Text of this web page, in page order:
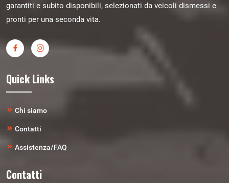
garantiti e subito disponibili, selezionati da veicoli dismessi e
pronti per una seconda vita.
Quick Links
Chi siamo
Contatti
Assistenza/FAQ
Contatti